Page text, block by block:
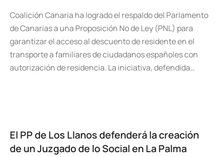
Coalición Canaria ha logrado el respaldo del Parlamento
de Canarias a una Proposición No de Ley (PNL) para
garantizar el acceso al descuento de residente en el
transporte a familiares de ciudadanos españoles con
autorización de residencia. La iniciativa, defendida…
El PP de Los Llanos defenderá la creación
de un Juzgado de lo Social en La Palma